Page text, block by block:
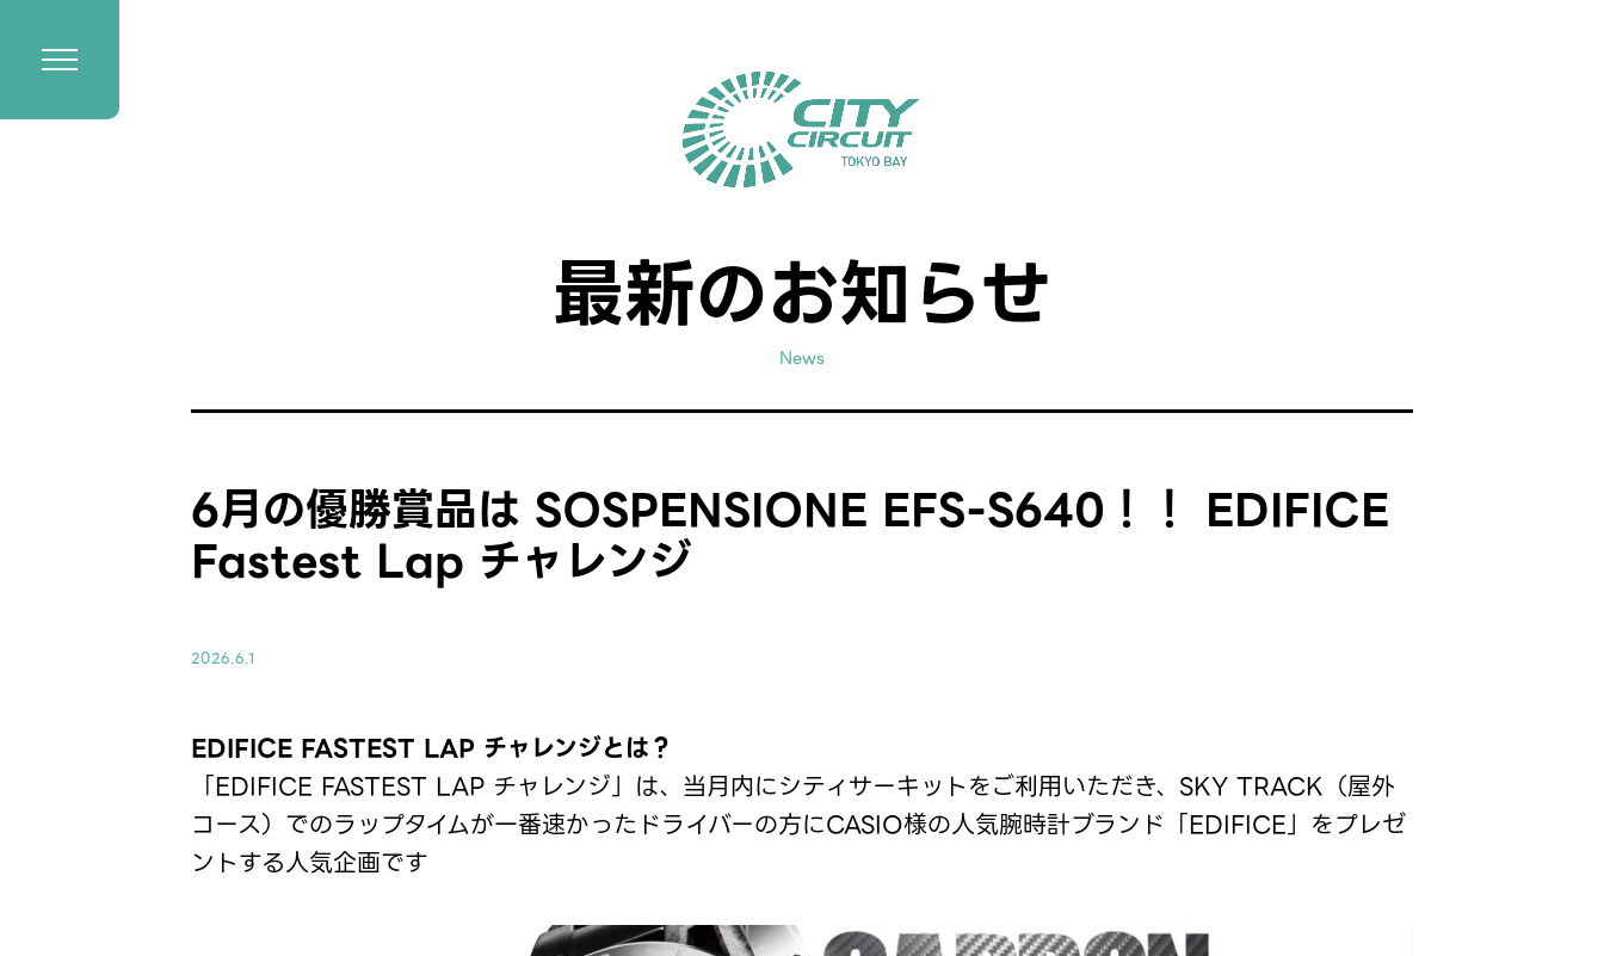
最新のお知らせ
News
6月の優勝賞品は SOSPENSIONE EFS-S640！！ EDIFICE
Fastest Lap チャレンジ
2026.6.1
EDIFICE FASTEST LAP チャレンジとは？
「EDIFICE FASTEST LAP チャレンジ」は、当月内にシティサーキットをご利用いただき、SKY TRACK（屋外
コース）でのラップタイムが一番速かったドライバーの方にCASIO様の人気腕時計ブランド「EDIFICE」をプレゼ
ントする人気企画です